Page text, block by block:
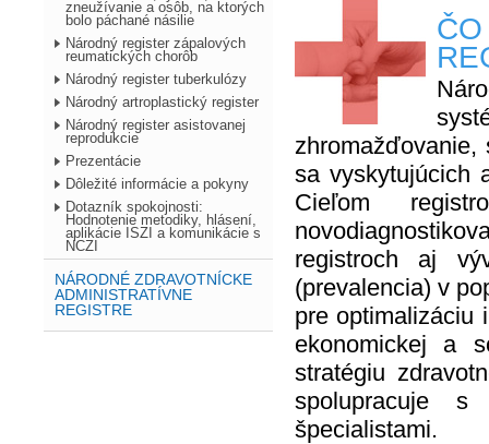
zneužívanie a osôb, na ktorých
bolo páchané násilie
Národný register zápalových
reumatických chorôb
Národný register tuberkulózy
Národný artroplastický register
Národný register asistovanej
reprodukcie
Prezentácie
Dôležité informácie a pokyny
Dotazník spokojnosti:
Hodnotenie metodiky, hlásení,
aplikácie ISZI a komunikácie s
NCZI
NÁRODNÉ ZDRAVOTNÍCKE
ADMINISTRATÍVNE
REGISTRE
zhromažďovanie,
sa vyskytujúcich
Cieľom
registroch aj
(prevalencia) v
pre optimalizáciu
ekonomickej a
stratégiu
spolupracuje
špecialistami.